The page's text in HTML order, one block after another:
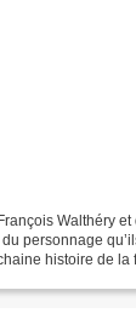
Walthéry
personnage
histoire de